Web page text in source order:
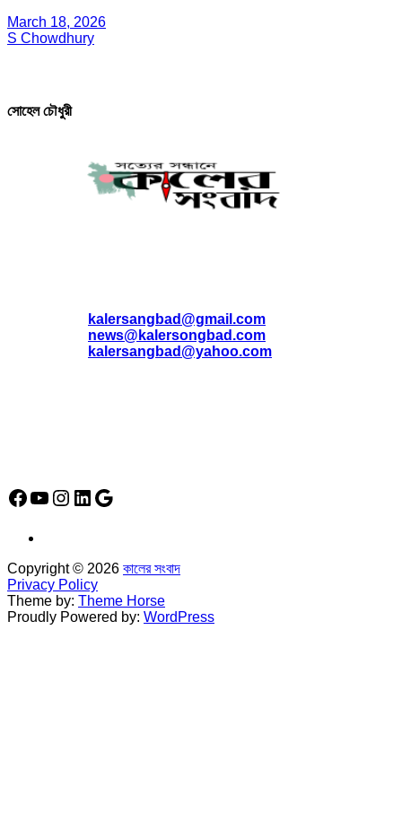
March 18, 2026
S Chowdhury
সোহেল চৌধুরী
kalersangbad@gmail.com
news@kalersongbad.com
kalersangbad@yahoo.com
Facebook
YouTube
Instagram
LinkedIn
Google
Copyright © 2026 কালের সংবাদ
Privacy Policy
Theme by: Theme Horse
Proudly Powered by: WordPress